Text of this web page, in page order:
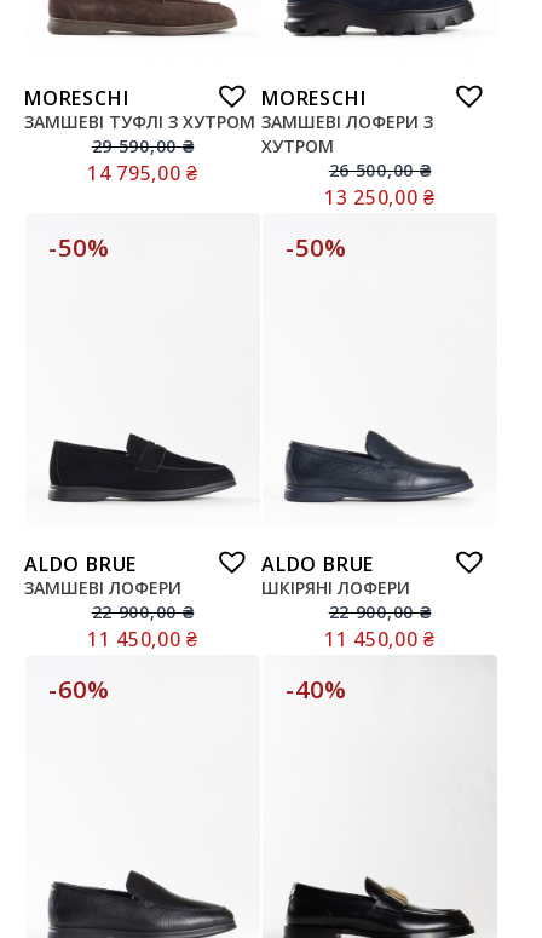
MORESCHI
ЗАМШЕВІ ТУФЛІ З ХУТРОМ
29 590,00₴
14 795,00₴
MORESCHI
ЗАМШЕВІ ЛОФЕРИ З
ХУТРОМ
26 500,00₴
13 250,00₴
-50%
ALDO BRUE
ЗАМШЕВІ ЛОФЕРИ
22 900,00₴
11 450,00₴
-50%
ALDO BRUE
ШКІРЯНІ ЛОФЕРИ
22 900,00₴
11 450,00₴
-60% -40%